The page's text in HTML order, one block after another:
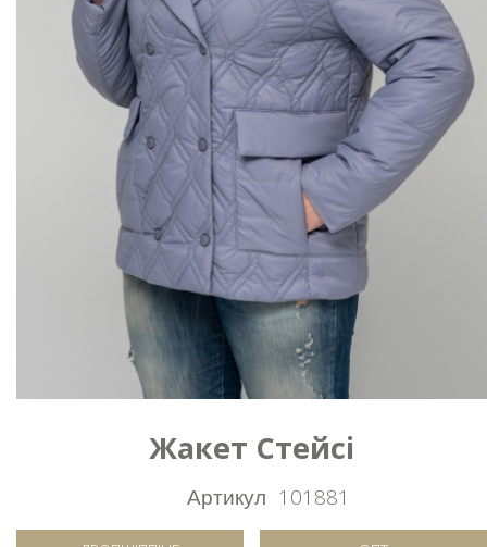
Жакет Стейсі
Артикул 101881